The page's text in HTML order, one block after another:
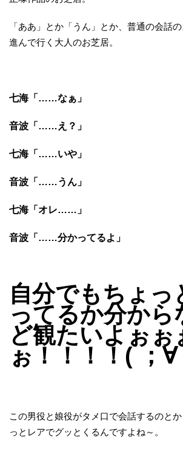
「ああ」とか「うん」とか、普通の会話
進んで行く大人のお芝居。
七海「……なぁ」
音波「……え？」
七海「……いや」
音波「……うん」
七海「オレ……」
音波「……分かってるよ」
自分でもちょっ
ってるか分から
ど観たいよぉぉ
ぉ！！！！( ；∀
この男役と娘役がタメ口で会話するのと
っとレアでグッとくるんですよね～。